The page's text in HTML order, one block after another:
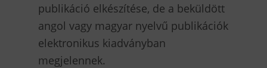
publikáció elkészítése, de a beküldött
angol vagy magyar nyelvű publikációk
elektronikus kiadványban
megjelennek.